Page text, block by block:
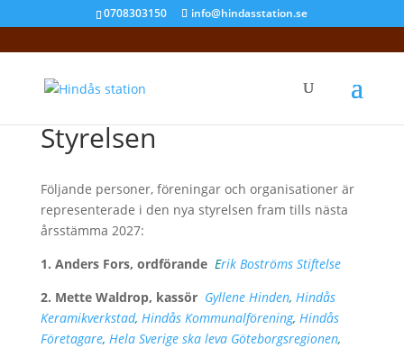
0708303150 info@hindasstation.se
Styrelsen
Följande personer, föreningar och organisationer är
representerade i den nya styrelsen fram tills nästa
årsstämma 2027:
1. Anders Fors, ordförande Erik Boströms Stiftelse
2. Mette Waldrop, kassör Gyllene Hinden, Hindås
Keramikverkstad, Hindås Kommunalförening, Hindås
Företagare, Hela Sverige ska leva Göteborgsregionen,